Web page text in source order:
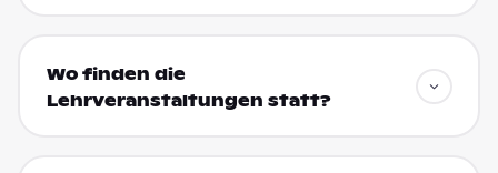
Wo finden die
Lehrveranstaltungen statt?